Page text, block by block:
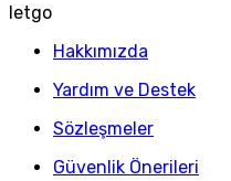
letgo
Hakkımızda
Yardım ve Destek
Sözleşmeler
Güvenlik Önerileri